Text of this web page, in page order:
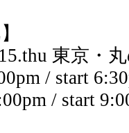
東京
/ start
/ start